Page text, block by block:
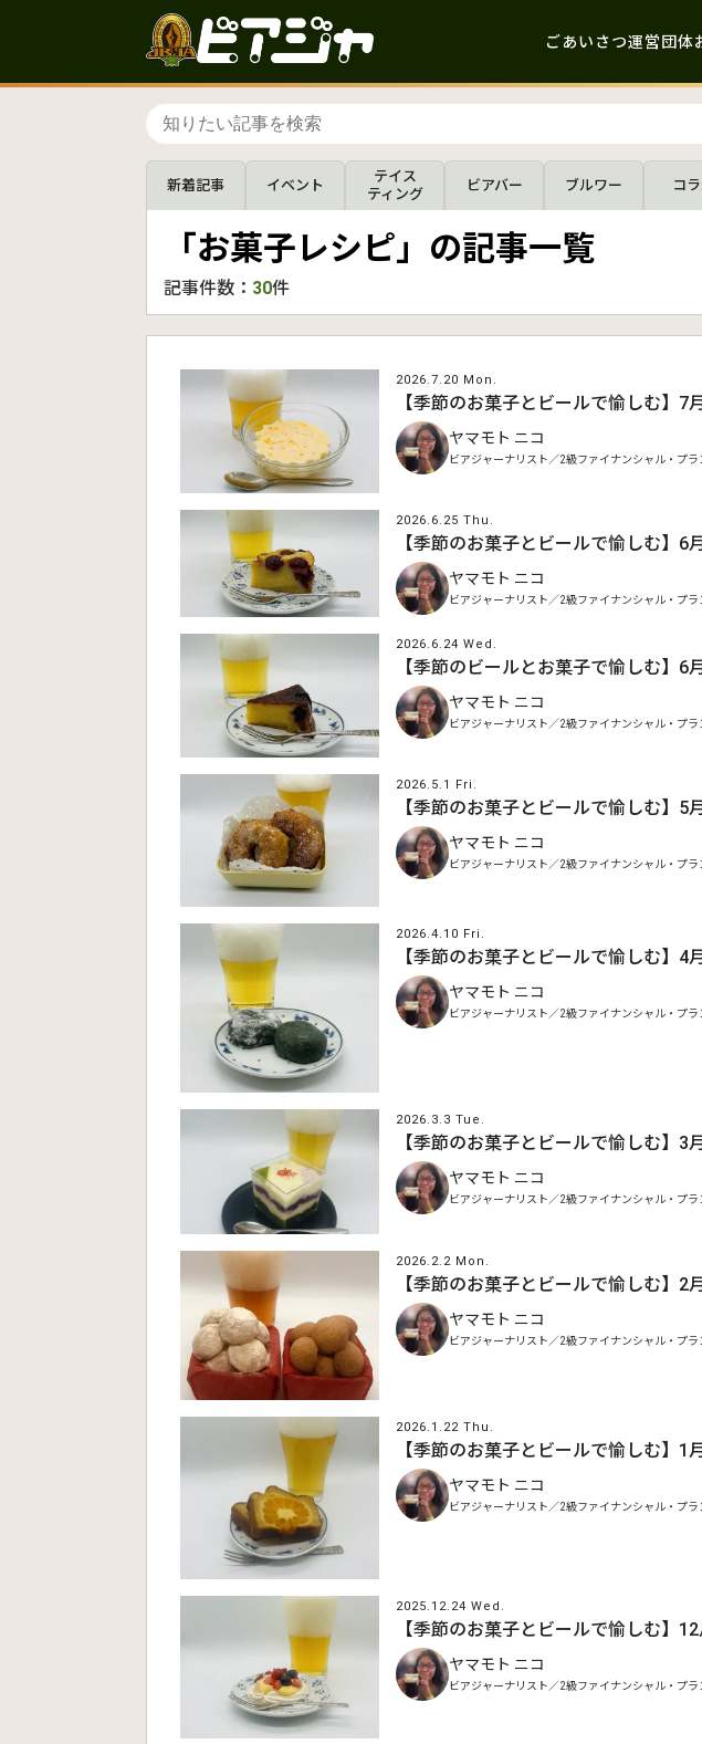
ごあいさつ運営団体
新着記事 イベント
テイス
ティング
ビアバー ブルワー コ
「お菓子レシピ」の記事一覧
記事件数： 30件
2026.7.20 Mon.
【季節のお菓子とビールで愉しむ】
ヤマモト ニコ
ビアジャーナリスト／2級ファイナンシャル・プ
2026.6.25 Thu.
【季節のお菓子とビールで愉しむ
ヤマモト ニコ
ビアジャーナリスト／2級ファイナンシャル・プ
2026.6.24 Wed.
【季節のビールとお菓子で愉しむ
ヤマモト ニコ
ビアジャーナリスト／2級ファイナンシャル・プ
2026.5.1 Fri.
【季節のお菓子とビールで愉しむ】
ヤマモト ニコ
ビアジャーナリスト／2級ファイナンシャル・プ
2026.4.10 Fri.
【季節のお菓子とビールで愉しむ】
ヤマモト ニコ
ビアジャーナリスト／2級ファイナンシャル・プ
2026.3.3 Tue.
【季節のお菓子とビールで愉しむ】
ヤマモト ニコ
ビアジャーナリスト／2級ファイナンシャル・プ
2026.2.2 Mon.
【季節のお菓子とビールで愉しむ】
ヤマモト ニコ
ビアジャーナリスト／2級ファイナンシャル・プ
2026.1.22 Thu.
【季節のお菓子とビールで愉しむ】
ヤマモト ニコ
ビアジャーナリスト／2級ファイナンシャル・プ
2025.12.24 Wed.
【季節のお菓子とビールで愉しむ】
ヤマモト ニコ
ビアジャーナリスト／2級ファイナンシャル・プ